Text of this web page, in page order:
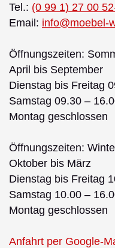
Tel.: (0 99 1) 27 00
Email: info@moebel-
Öffnungszeiten:
April bis September
Dienstag bis Freitag
Samstag 09.30 –
Montag geschlossen
Öffnungszeiten:
Oktober bis März
Dienstag bis Freitag
Samstag 10.00 –
Montag geschlossen
Anfahrt per Google-